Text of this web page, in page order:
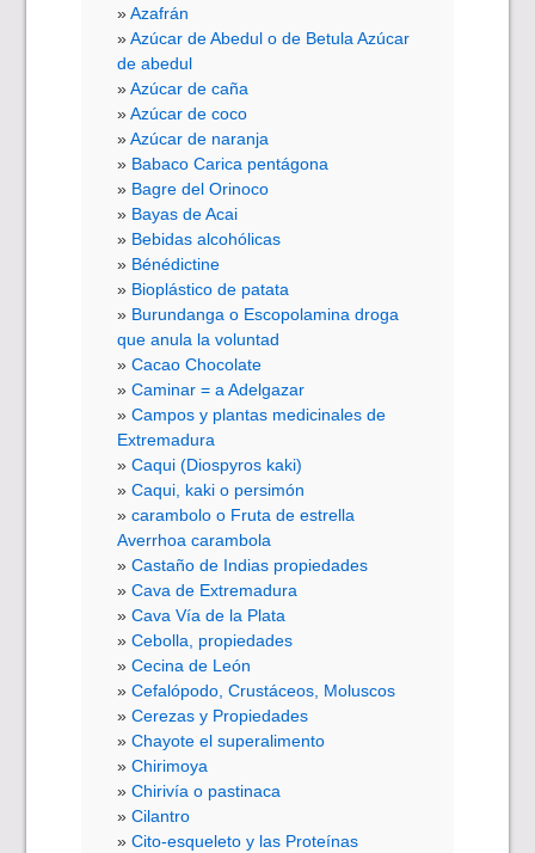
Azafrán
Azúcar de Abedul o de Betula Azúcar
de abedul
Azúcar de caña
Azúcar de coco
Azúcar de naranja
Babaco Carica pentágona
Bagre del Orinoco
Bayas de Acai
Bebidas alcohólicas
Bénédictine
Bioplástico de patata
Burundanga o Escopolamina droga
que anula la voluntad
Cacao Chocolate
Caminar = a Adelgazar
Campos y plantas medicinales de
Extremadura
Caqui (Diospyros kaki)
Caqui, kaki o persimón
carambolo o Fruta de estrella
Averrhoa carambola
Castaño de Indias propiedades
Cava de Extremadura
Cava Vía de la Plata
Cebolla, propiedades
Cecina de León
Cefalópodo, Crustáceos, Moluscos
Cerezas y Propiedades
Chayote el superalimento
Chirimoya
Chirivía o pastinaca
Cilantro
Cito-esqueleto y las Proteínas